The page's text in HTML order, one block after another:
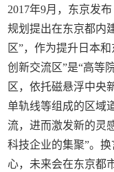
2017年9月，东京发
规划提出在东京都内
区”，作为提升日本
创新交流区”是“高等
区，依托磁悬浮中央
单轨线等组成的区域
流，进而激发新的灵
科技企业的集聚”。
心，未来会在东京都